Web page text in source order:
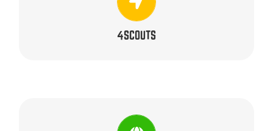
4SCOUTS
Bas, Melissa, Tim, Tom & Wouter
ORGANISATOREN